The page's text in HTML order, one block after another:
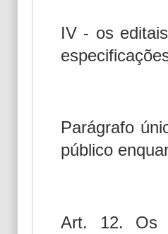
IV - os
Parágrafo
público
Art. 12. Os